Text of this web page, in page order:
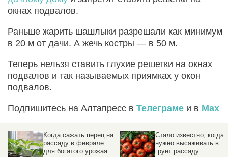
окнах подвалов.
Раньше жарить шашлыки разрешали как минимум
в 20 м от дачи. А жечь костры — в 50 м.
Теперь нельзя ставить глухие решетки на окнах
подвалов и так называемых приямках у окон
подвалов.
Подпишитесь на Алтапресс в Телеграме и в Max
Когда сажать перец на
рассаду в феврале
для богатого урожая
Стало известно, когда
нужно высаживать в
грунт рассаду